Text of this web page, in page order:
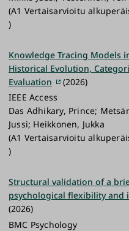
(A1 Vertaisarvioitu
)
Knowledge Tracing Models
Historical Evolution,
Evaluation
(2026)
IEEE Access
Das Adhikary, Prince;
Jussi; Heikkonen, Jukka
(A1 Vertaisarvioitu
)
Structural validation of a
psychological flexibility and
(2026)
BMC Psychology